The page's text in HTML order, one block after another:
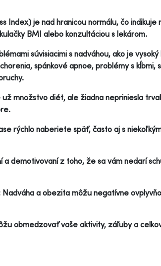
Index) je nad hranicou normálu, čo indikuje
BMI alebo konzultáciou s lekárom.
súvisiacimi s nadváhou, ako je vysoký
spánkové apnoe, problémy s kĺbmi,
množstvo diét, ale žiadna nepriniesla
rýchlo naberiete späť, často aj s
demotivovaní z toho, že sa vám nedarí
a obezita môžu negatívne
obmedzovať vaše aktivity, záľuby a